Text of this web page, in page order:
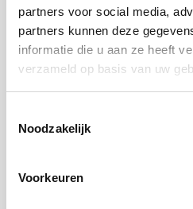
partners voor social media,
partners kunnen deze
informatie die u aan ze heeft
verzameld op basis van uw
Noodzakelijk
Voorkeuren
Wanneer kan ik een hybride
Woning(waarde) & Verbetering
2026
Wat is het verschil tussen een
Woning(waarde) & Verbetering